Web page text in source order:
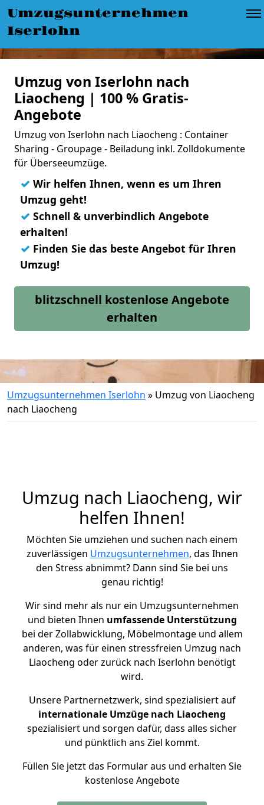
Umzugsunternehmen
Iserlohn
Umzug von Iserlohn nach
Liaocheng | 100 % Gratis-
Angebote
Umzug von Iserlohn nach Liaocheng : Container
Sharing - Groupage - Beiladung inkl. Zolldokumente
für Überseeumzüge.
✓ Wir helfen Ihnen, wenn es um Ihren
Umzug geht!
✓ Schnell & unverbindlich Angebote
erhalten!
✓ Finden Sie das beste Angebot für Ihren
Umzug!
blitzschnell kostenlose Angebote
erhalten
Umzugsunternehmen Iserlohn » Umzug von Liaocheng
nach Liaocheng
Umzug nach Liaocheng, wir
helfen Ihnen!
Möchten Sie umziehen und suchen nach einem
zuverlässigen Umzugsunternehmen, das Ihnen
den Stress abnimmt? Dann sind Sie bei uns
genau richtig!
Wir sind mehr als nur ein Umzugsunternehmen
und bieten Ihnen umfassende Unterstützung
bei der Zollabwicklung, Möbelmontage und allem
anderen, was für einen stressfreien Umzug nach
Liaocheng oder zurück nach Iserlohn benötigt
wird.
Unsere Partnernetzwerk, sind spezialisiert auf
internationale Umzüge nach Liaocheng
spezialisiert und sorgen dafür, dass alles sicher
und pünktlich ans Ziel kommt.
Füllen Sie jetzt das Formular aus und erhalten Sie
kostenlose Angebote